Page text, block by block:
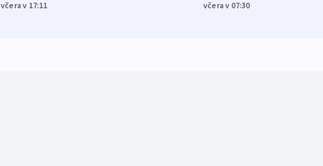
včera v 17:11 včera v 07:30